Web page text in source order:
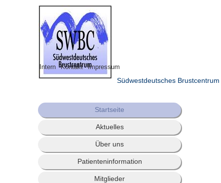
Intern Kontakt Impressum
Südwestdeutsches Brustcentrum
Startseite
Aktuelles
Über uns
Patienteninformation
Mitglieder